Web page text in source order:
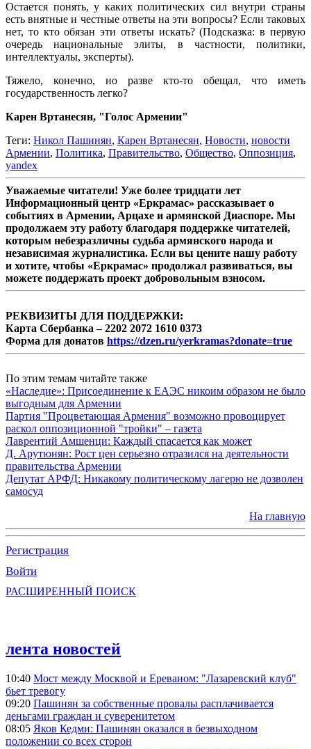
Остается понять, у каких политических сил внутри страны
есть внятные и честные ответы на эти вопросы? Если таковых
нет, то кто обязан эти ответы искать? (Подсказка: в первую
очередь национальные элиты, в частности, политики,
интеллектуалы, эксперты).
Тяжело, конечно, но разве кто-то обещал, что иметь
государственность легко?
Карен Вртанесян, "Голос Армении"
Теги: Никол Пашинян, Карен Вртанесян, Новости, новости
Армении, Политика, Правительство, Общество, Оппозиция,
yandex
Уважаемые читатели! Уже более тридцати лет
Информационный центр «Еркрамас» рассказывает о
событиях в Армении, Арцахе и армянской Диаспоре. Мы
продолжаем эту работу благодаря поддержке читателей,
которым небезразличны судьба армянского народа и
независимая журналистика. Если вы цените нашу работу
и хотите, чтобы «Еркрамас» продолжал развиваться, вы
можете поддержать проект добровольным взносом.
РЕКВИЗИТЫ ДЛЯ ПОДДЕРЖКИ:
Карта Сбербанка – 2202 2072 1610 0373
Форма для донатов https://dzen.ru/yerkramas?donate=true
По этим темам читайте также
«Наследие»: Присоединение к ЕАЭС никоим образом не было
выгодным для Армении
Партия "Процветающая Армения" возможно провоцирует
раскол оппозиционной "тройки" – газета
Лаврентий Амшенци: Каждый спасается как может
Д. Арутюнян: Рост цен серьезно отразился на деятельности
правительства Армении
Депутат АРФД: Никакому политическому лагерю не дозволен
самосуд
На главную
Регистрация
Войти
РАСШИРЕННЫЙ ПОИСК
лента новостей
10:40 Мост между Москвой и Ереваном: "Лазаревский клуб"
бьет тревогу
09:20 Пашинян за собственные провалы расплачивается
деньгами граждан и суверенитетом
08:05 Яков Кедми: Пашинян оказался в безвыходном
положении со всех сторон